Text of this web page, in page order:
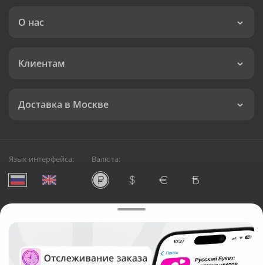
О нас
Клиентам
Доставка в Москве
Язык интерфейса: Валюта:
Служба круглосуточной доставки цветов в Москве
Русский Букет, 2026
Общество с ограниченной ответственностью «Технология»
ОГРН: 1195476081745, ИНН: 5410081997